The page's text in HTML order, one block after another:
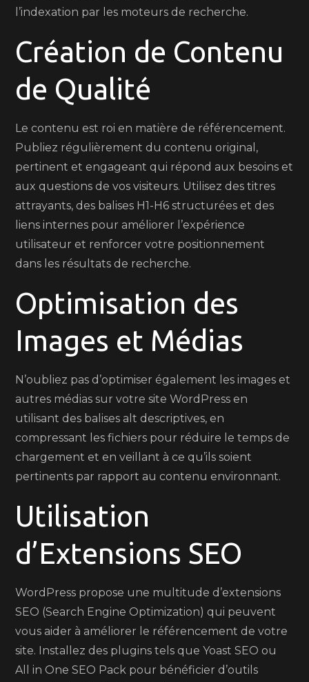
l’indexation par les moteurs de recherche.
Création de Contenu
de Qualité
Le contenu est roi en matière de référencement.
Publiez régulièrement du contenu original,
pertinent et engageant qui répond aux besoins et
aux questions de vos visiteurs. Utilisez des titres
attrayants, des balises H1-H6 structurées et des
liens internes pour améliorer l’expérience
utilisateur et renforcer votre positionnement
dans les résultats de recherche.
Optimisation des
Images et Médias
N’oubliez pas d’optimiser également les images et
autres médias sur votre site WordPress en
utilisant des balises alt descriptives, en
compressant les fichiers pour réduire le temps de
chargement et en veillant à ce qu’ils soient
pertinents par rapport au contenu environnant.
Utilisation
d’Extensions SEO
WordPress propose une multitude d’extensions
SEO (Search Engine Optimization) qui peuvent
vous aider à améliorer le référencement de votre
site. Installez des plugins tels que Yoast SEO ou
All in One SEO Pack pour bénéficier d’outils